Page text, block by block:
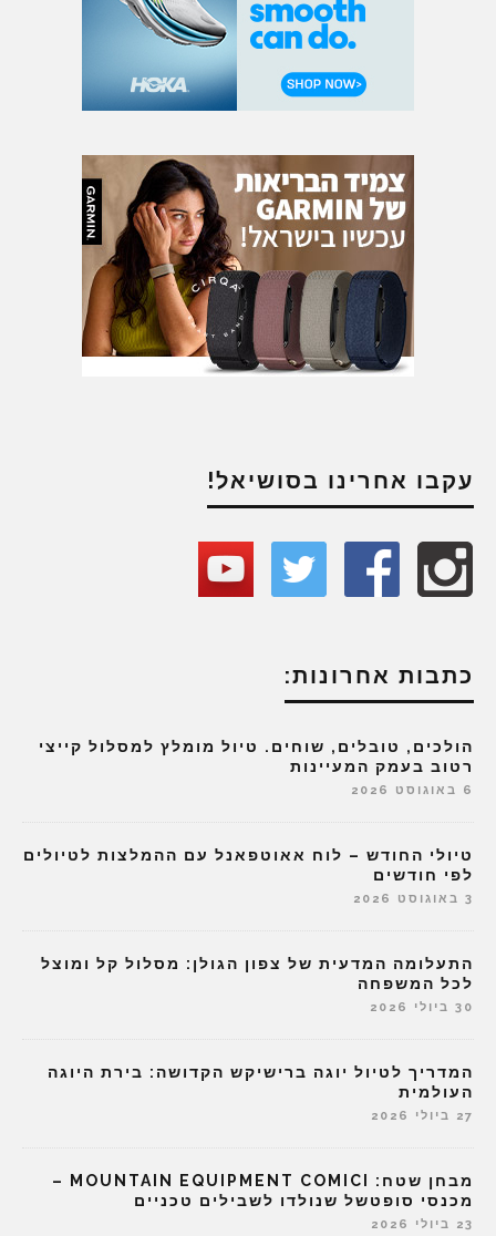
עקבו אחרינו בסושיאל!
כתבות אחרונות:
הולכים, טובלים, שוחים. טיול מומלץ למסלול קייצי
רטוב בעמק המעיינות
6 באוגוסט 2026
טיולי החודש – לוח אאוטפאנל עם ההמלצות לטיולים
לפי חודשים
3 באוגוסט 2026
התעלומה המדעית של צפון הגולן: מסלול קל ומוצל
לכל המשפחה
30 ביולי 2026
המדריך לטיול יוגה ברישיקש הקדושה: בירת היוגה
העולמית
27 ביולי 2026
מבחן שטח: MOUNTAIN EQUIPMENT COMICI –
מכנסי סופטשל שנולדו לשבילים טכניים
23 ביולי 2026